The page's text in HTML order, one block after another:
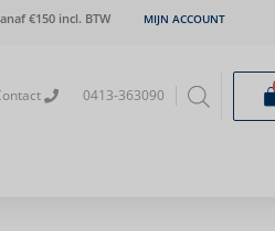
€150 incl. BTW MIJN ACCOUNT
0413-363090